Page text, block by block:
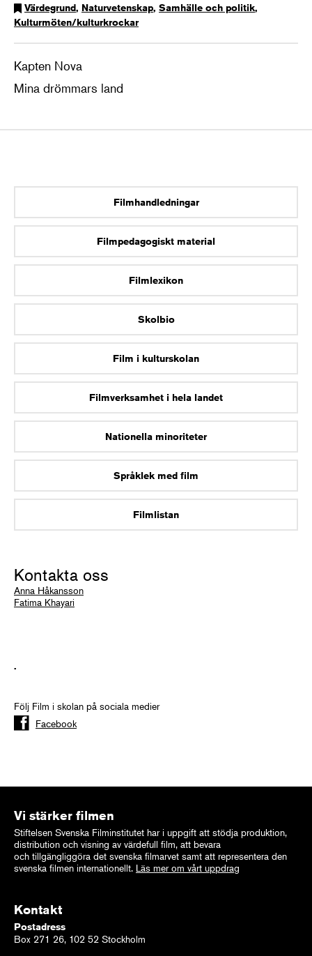
Värdegrund, Naturvetenskap, Samhälle och politik,
Kulturmöten/kulturkrockar
Kapten Nova
Mina drömmars land
Filmhandledningar
Filmpedagogiskt material
Filmlexikon
Skolbio
Film i kulturskolan
Filmverksamhet i hela landet
Nationella minoriteter
Språklek med film
Filmlistan
Kontakta oss
Anna Håkansson
Fatima Khayari
.
Följ Film i skolan på sociala medier
Facebook
Vi stärker filmen
Stiftelsen Svenska Filminstitutet har i uppgift att stödja produktion,
distribution och visning av värdefull film, att bevara
och tillgängliggöra det svenska filmarvet samt att representera den
svenska filmen internationellt. Läs mer om vårt uppdrag
Kontakt
Postadress
Box 271 26, 102 52 Stockholm